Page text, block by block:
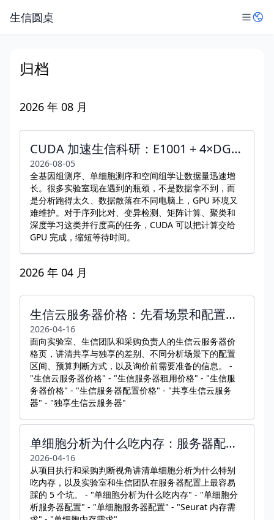
生信圆桌
归档
2026 年 08 月
CUDA 加速生信科研：E1001 + 4×DGX Spark 能做什么？AI科研解决方案 AI企业应用
2026-08-05
全基因组测序、单细胞测序和空间组学让数据量迅速增
长。很多实验室现在遇到的瓶颈，不是数据拿不到，而
是分析跑得太久、数据散落在不同电脑上，GPU 环境又
难维护。对于序列比对、变异检测、矩阵计算、聚类和
深度学习这类并行度高的任务，CUDA 可以把计算交给
GPU 完成，缩短等待时间。
2026 年 04 月
生信云服务器价格：先看场景和配置，再谈报价才有意义
2026-04-16
面向实验室、生信团队和采购负责人的生信云服务器价
格页，讲清共享与独享的差别、不同分析场景下的配置
区间、预算判断方式，以及询价前需要准备的信息。 -
"生信云服务器价格" - "生信服务器租用价格" - "生信服
务器价格" - "生信服务器配置价格" - "共享生信云服务
器" - "独享生信云服务器"
单细胞分析为什么吃内存：服务器配置最容易踩的 5 个坑
2026-04-16
从项目执行和采购判断视角讲清单细胞分析为什么特别
吃内存，以及实验室和生信团队在服务器配置上最容易
踩的 5 个坑。 - "单细胞分析为什么吃内存" - "单细胞分
析服务器配置" - "单细胞服务器配置" - "Seurat 内存需